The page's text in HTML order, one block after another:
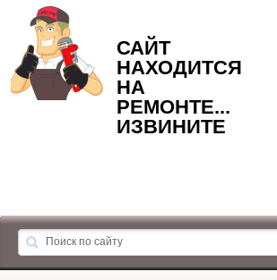
САЙТ
НАХОДИТСЯ
НА
РЕМОНТЕ...
ИЗВИНИТЕ